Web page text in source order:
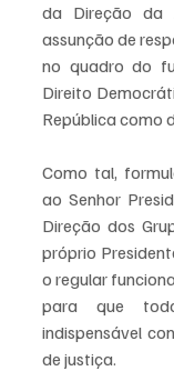
da Direção da
assunção de
no quadro do
Direito
República como
Como tal,
ao Senhor
Direção dos
próprio
o regular
para que
indispensável
de justiça.